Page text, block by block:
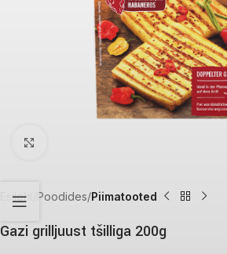
Esileht Poodides Piimatooted
Gazi grilljuust tšilliga 200g